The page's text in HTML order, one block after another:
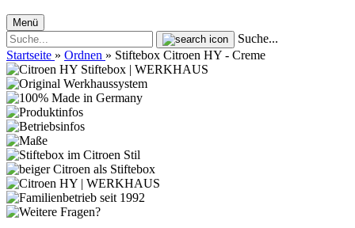
Menü
Suche...
Startseite » Ordnen » Stiftebox Citroen HY - Creme